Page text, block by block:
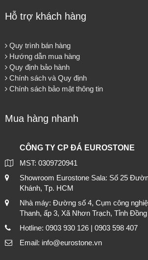
Hỗ trợ khách hàng
Quy trình bán hàng
Hướng dẫn mua hàng
Quy định bảo hành
Chính sách và Quy định
Chính sách bảo mật thông tin
Mua hàng nhanh
CÔNG TY CP ĐÁ EUROSTONE
MST: 0309720941
Showroom Eurostone Sala: Số 25
Khánh, Tp. HCM
Nhà máy: Đường số 4, Cụm công
Thanh, ấp 3, Xã Nhơn Trạch, Tỉnh
Hotline: 0903 930 126 | 0903 598 407
Email: info@eurostone.vn